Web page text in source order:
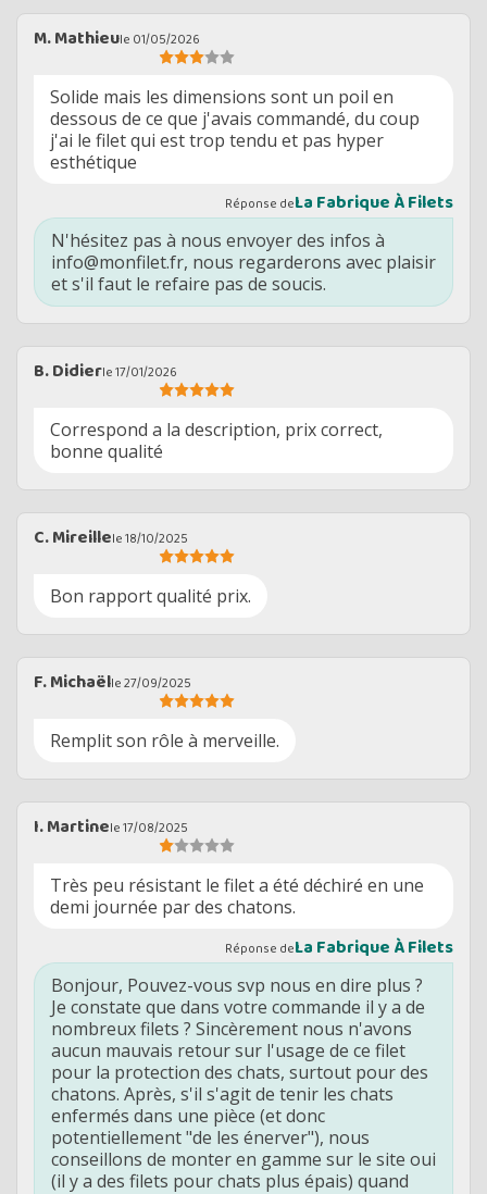
M. Mathieule 01/05/2026
Solide mais les dimensions sont un poil en
dessous de ce que j'avais commandé, du coup
j'ai le filet qui est trop tendu et pas hyper
esthétique
Réponse deLa Fabrique À Filets
N'hésitez pas à nous envoyer des infos à
info@monfilet.fr, nous regarderons avec plaisir
et s'il faut le refaire pas de soucis.
B. Didierle 17/01/2026
Correspond a la description, prix correct,
bonne qualité
C. Mireillele 18/10/2025
Bon rapport qualité prix.
F. Michaëlle 27/09/2025
Remplit son rôle à merveille.
I. Martinele 17/08/2025
Très peu résistant le filet a été déchiré en une
demi journée par des chatons.
Réponse deLa Fabrique À Filets
Bonjour, Pouvez-vous svp nous en dire plus ?
Je constate que dans votre commande il y a de
nombreux filets ? Sincèrement nous n'avons
aucun mauvais retour sur l'usage de ce filet
pour la protection des chats, surtout pour des
chatons. Après, s'il s'agit de tenir les chats
enfermés dans une pièce (et donc
potentiellement "de les énerver"), nous
conseillons de monter en gamme sur le site oui
(il y a des filets pour chats plus épais) quand